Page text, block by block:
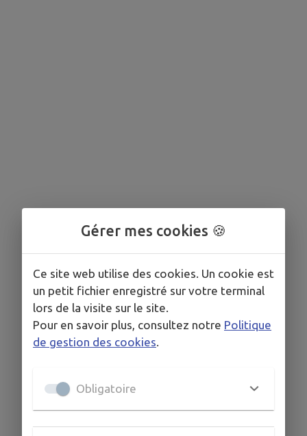
Gérer mes cookies 🍪
Ce site web utilise des cookies. Un cookie est
un petit fichier enregistré sur votre terminal
lors de la visite sur le site.
Pour en savoir plus, consultez notre Politique
de gestion des cookies
Obligatoire